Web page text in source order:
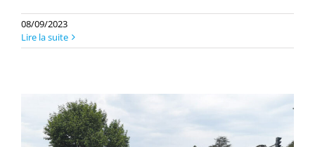
08/09/2023
Lire la suite